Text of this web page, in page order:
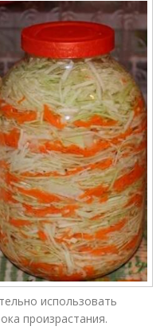
использовать
произрастания.